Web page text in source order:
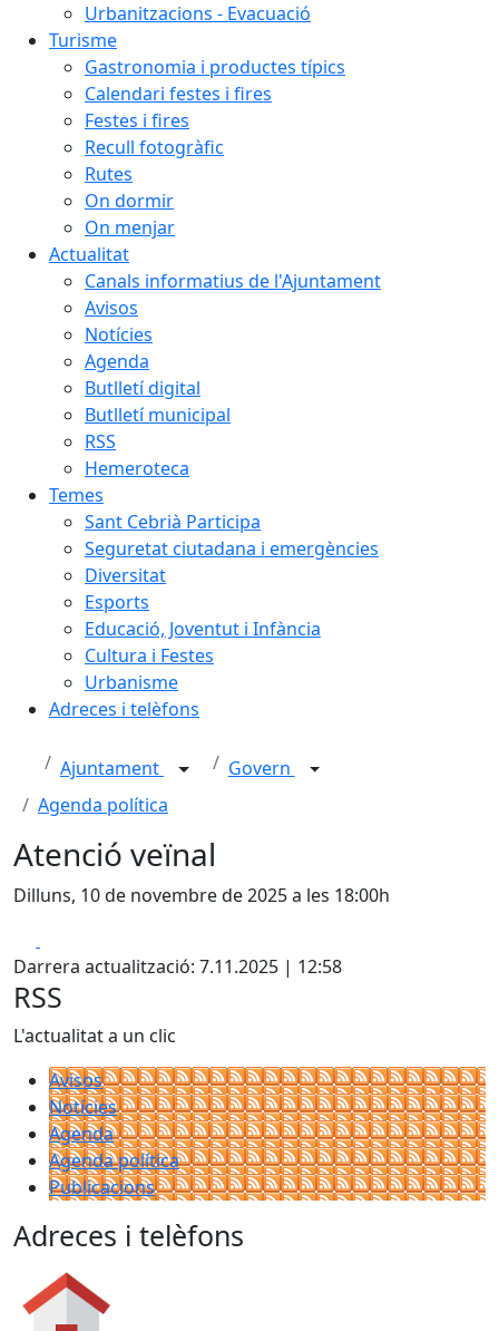
Urbanitzacions - Evacuació
Turisme
Gastronomia i productes típics
Calendari festes i fires
Festes i fires
Recull fotogràfic
Rutes
On dormir
On menjar
Actualitat
Canals informatius de l'Ajuntament
Avisos
Notícies
Agenda
Butlletí digital
Butlletí municipal
RSS
Hemeroteca
Temes
Sant Cebrià Participa
Seguretat ciutadana i emergències
Diversitat
Esports
Educació, Joventut i Infància
Cultura i Festes
Urbanisme
Adreces i telèfons
Ajuntament
Govern
Agenda política
Atenció veïnal
Dilluns, 10 de novembre de 2025 a les 18:00h
Darrera actualització: 7.11.2025 | 12:58
RSS
L'actualitat a un clic
Avisos
Notícies
Agenda
Agenda política
Publicacions
Adreces i telèfons